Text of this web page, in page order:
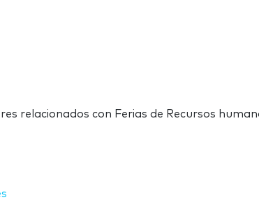
relacionados con Ferias de Recursos